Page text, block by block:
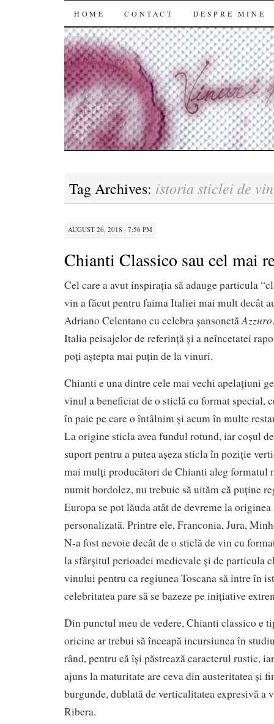
SKIP
TO
CONTENT
HOME CONTACT DESPRE MINE
Tag Archives: istoria sticlei de vin
AUGUST 26, 2018 · 7:56 PM
Chianti Classico sau cel mai
Cel care a avut inspirația să adauge particula
vin a făcut pentru faima Italiei mai mult decât
Adriano Celentano cu celebra șansonetăAzzuro
Italia peisajelor de referință și a neîncetatei
poți aștepta mai puțin de la vinuri.
Chianti e una dintre cele mai vechi apelațiuni
vinul a beneficiat de o sticlă cu format special,
în paie pe care o întâlnim și acum în multe
La origine sticla avea fundul rotund, iar coșul
suport pentru a putea așeza sticla în poziție
mai mulți producători de Chianti aleg formatul
numit bordolez, nu trebuie să uităm că puține
Europa se pot lăuda atât de devreme la
personalizată. Printre ele, Franconia, Jura,
N-a fost nevoie decât de o sticlă de vin cu
la sfârșitul perioadei medievale și de particula
vinului pentru ca regiunea Toscana să intre în
celebritatea pare să se bazeze pe inițiative
Din punctul meu de vedere, Chianti classico e
oricine ar trebui să înceapă incursiunea în
rând, pentru că își păstrează caracterul rustic,
ajuns la maturitate are ceva din austeritatea și
burgunde, dublată de verticalitatea expresivă
Ribera.